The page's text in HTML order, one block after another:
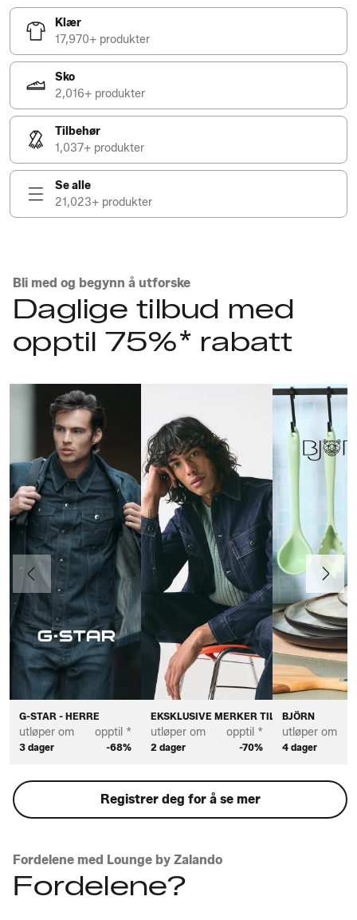
Klær
17,970+ produkter
Sko
2,016+ produkter
Tilbehør
1,037+ produkter
Se alle
21,023+ produkter
Bli med og begynn å utforske
Daglige tilbud med
opptil 75%* rabatt
G-STAR - HERRE
utløper om
3 dager
opptil *
-68%
EKSKLUSIVE MERKER TIL HERRE
utløper om
2 dager
opptil *
-70%
BJÖRN
utløper om
4 dager
Forrige Neste
Registrer deg for å se mer
Fordelene med Lounge by Zalando
Fordelene?